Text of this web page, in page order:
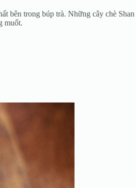
bên trong búp trà. Những cây chè
muốt.